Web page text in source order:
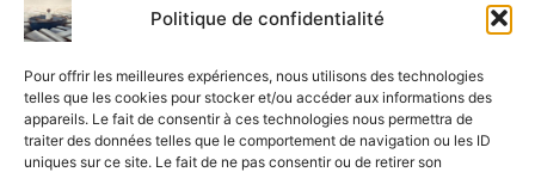
Politique de confidentialité
Pour offrir les meilleures expériences, nous utilisons des technologies
telles que les cookies pour stocker et/ou accéder aux informations des
appareils. Le fait de consentir à ces technologies nous permettra de
traiter des données telles que le comportement de navigation ou les ID
uniques sur ce site. Le fait de ne pas consentir ou de retirer son
Adresse postal :
ALCF
34 Rue René Brunen
33950 LEGE CAP-FERRET